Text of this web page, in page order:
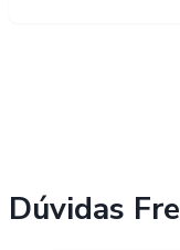
Dúvidas